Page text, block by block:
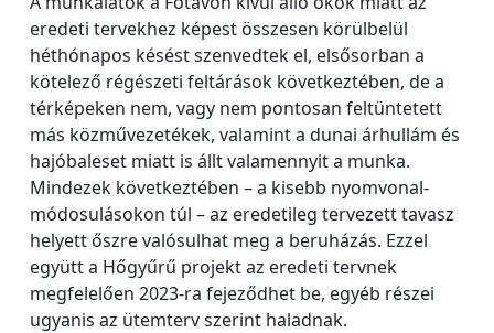
eredeti tervekhez képest összesen körülbelül
héthónapos késést szenvedtek el, elsősorban a
kötelező régészeti feltárások következtében, de a
térképeken nem, vagy nem pontosan feltüntetett
más közművezetékek, valamint a dunai árhullám és
hajóbaleset miatt is állt valamennyit a munka.
Mindezek következtében – a kisebb nyomvonal-
módosulásokon túl – az eredetileg tervezett tavasz
helyett őszre valósulhat meg a beruházás. Ezzel
együtt a Hőgyűrű projekt az eredeti tervnek
megfelelően 2023-ra fejeződhet be, egyéb részei
ugyanis az ütemterv szerint haladnak.